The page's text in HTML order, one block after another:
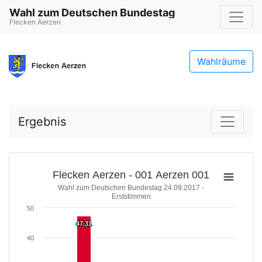
Wahl zum Deutschen Bundestag
Flecken Aerzen
Wahlräume
Ergebnis
Flecken Aerzen - 001 Aerzen 001
Wahl zum Deutschen Bundestag 24.09.2017 -
Erststimmen
47,31
47,31
40
50